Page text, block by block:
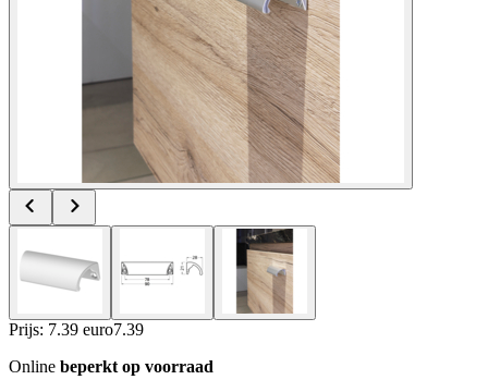
Prijs: 7.39 euro7.39
Online beperkt op voorraad